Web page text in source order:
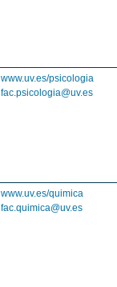
www.uv.es/psicologia
fac.psicologia@uv.es
www.uv.es/quimica
fac.quimica@uv.es